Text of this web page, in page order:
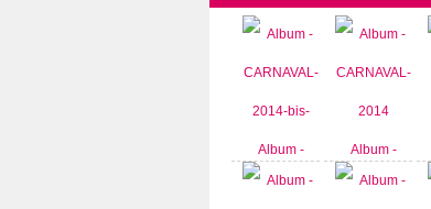
Album -
CARNAVAL-
Album -
CARNAVAL-